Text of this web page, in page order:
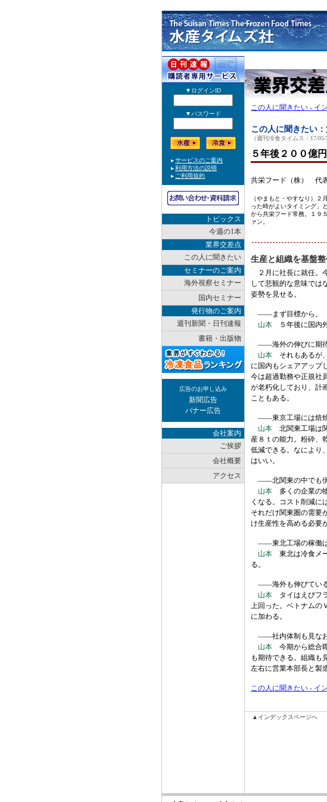
トピックス
今週の1本
業界交差点
この人に聞きたい
セミナーのご案内
海外視察セミナー
国内セミナー
発行物のご案内
週刊新聞・日刊速報
書籍・出版物
広告のお申し込み
新聞広告
バナー広告
会社案内
ご挨拶
会社概要
アクセス
この人に聞きたい - イ
この人に聞きたい：
（週刊冷食タイムス：17/05/
５年後２００億
共栄フード（株） 代
（やまもと・やすなり）２
った時がよいタイミング」
から共栄フード常務。１９
ァン。
生産と組織を基盤
２月に社長に就任。
して悲観的な意味では
姿勢を見せる。
――まず目標から。
山本 ５年後に国内
――海外の伸びに期待
山本 それもあるが
に国内もシェアアップ
今は超過勤務や正規社
が老朽化しており、計
こともある。
――東京工場には焙焼
山本 北関東工場は
産８ｔの能力。粉砕、
低減できる。なにより
はいい。
――北関東の中でも伊
山本 多くの企業の
くなる。コスト削減に
それだけ関東圏の需要
け生産性を高める必要
――東北工場の稼働
山本 東北は冷食メ
る。
――海外も伸びている
山本 タイはえびフ
上回った。ベトナムの
に加わる。
――社内体制も見なお
山本 今期から総合
も期待できる。組織も
左右に営業本部長と製
この人に聞きたい - イ
▲インデックスページへ